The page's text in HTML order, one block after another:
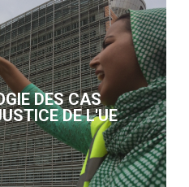
DES CAS
DE L'UE